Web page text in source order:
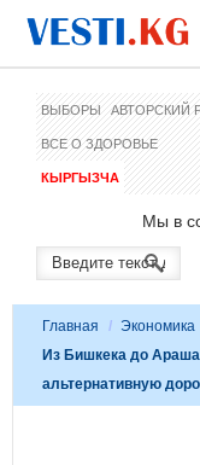
ВЫБОРЫ АВТОРСКИЙ
ВСЕ О ЗДОРОВЬЕ
КЫРГЫЗЧА
Мы в
Главная / Экономика
Из Бишкека до
альтернативную